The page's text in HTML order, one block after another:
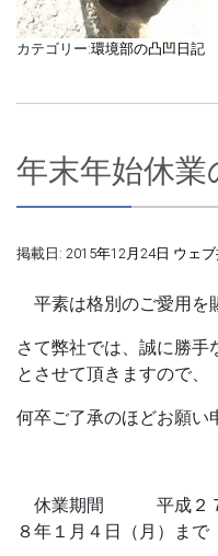
カテゴリー:環境部の凸凹日記
年末年始休業
掲載日: 2015年12月24日 ウェ
平素は格別のご愛用を
さて弊社では、誠に勝手
とさせて頂きますので、
何卒ご了承のほどお願い
休業期間 平成２７
８年１月４日（月）まで